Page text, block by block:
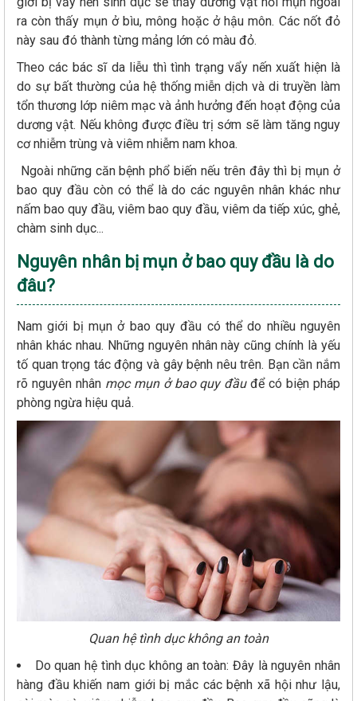
ra còn thấy mụn ở bìu, mông hoặc ở hậu môn. Các nốt đỏ
này sau đó thành từng mảng lớn có màu đỏ.
Theo các bác sĩ da liễu thì tình trạng vẩy nến xuất hiện là
do sự bất thường của hệ thống miễn dịch và di truyền làm
tổn thương lớp niêm mạc và ảnh hưởng đến hoạt động của
dương vật. Nếu không được điều trị sớm sẽ làm tăng nguy
cơ nhiễm trùng và viêm nhiễm nam khoa.
Ngoài những căn bệnh phổ biến nếu trên đây thì bị mụn ở
bao quy đầu còn có thể là do các nguyên nhân khác như
nấm bao quy đầu, viêm bao quy đầu, viêm da tiếp xúc, ghẻ,
chàm sinh dục...
Nguyên nhân bị mụn ở bao quy đầu là do
đâu?
Nam giới bị mụn ở bao quy đầu có thể do nhiều nguyên
nhân khác nhau. Những nguyên nhân này cũng chính là yếu
tố quan trọng tác động và gây bệnh nêu trên. Bạn cần nắm
rõ nguyên nhân mọc mụn ở bao quy đầuđể có biện pháp
phòng ngừa hiệu quả.
Quan hệ tình dục không an toàn
Do quan hệ tình dục không an toàn: Đây là nguyên nhân
hàng đầu khiến nam giới bị mắc các bệnh xã hội như lậu,